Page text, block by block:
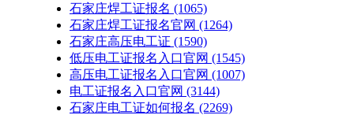
石家庄焊工证报名 (1065)
石家庄焊工证报名官网 (1264)
石家庄高压电工证 (1590)
低压电工证报名入口官网 (1545)
高压电工证报名入口官网 (1007)
电工证报名入口官网 (3144)
石家庄电工证如何报名 (2269)